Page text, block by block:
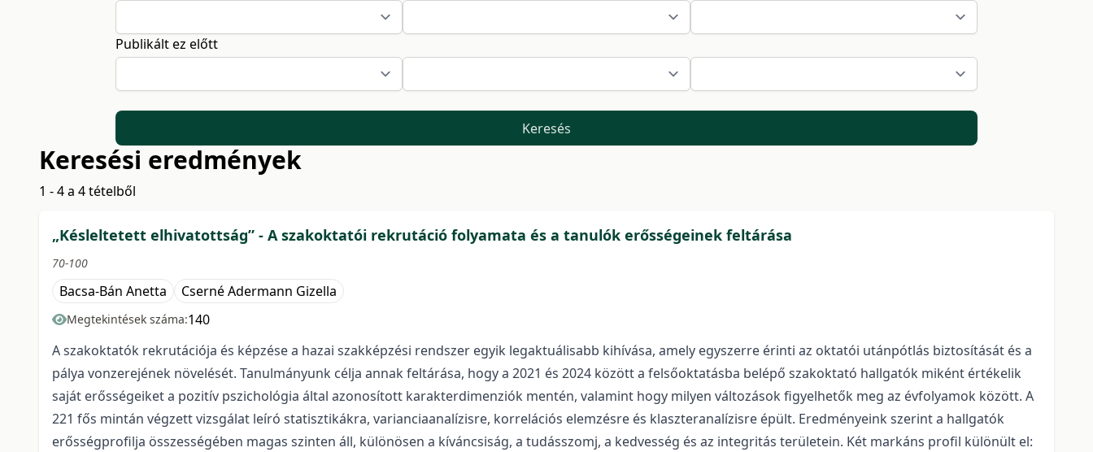
Publikált ez előtt
Keresés
Keresési eredmények
1 - 4 a 4 tételből
„Késleltetett elhivatottság” - A szakoktatói rekrutáció folyamata és a tanulók erősségeinek feltárása
70-100
Bacsa-Bán Anetta Cserné Adermann Gizella
Megtekintések száma:140
A szakoktatók rekrutációja és képzése a hazai szakképzési rendszer egyik legaktuálisabb kihívása, amely egyszerre érinti az oktatói utánpótlás biztosítását és a
pálya vonzerejének növelését. Tanulmányunk célja annak feltárása, hogy a 2021 és 2024 között a felsőoktatásba belépő szakoktató hallgatók miként értékelik
saját erősségeiket a pozitív pszichológia által azonosított karakterdimenziók mentén, valamint hogy milyen változások figyelhetők meg az évfolyamok között. A
221 fős mintán végzett vizsgálat leíró statisztikákra, varianciaanalízisre, korrelációs elemzésre és klaszteranalízisre épült. Eredményeink szerint a hallgatók
erősségprofilja összességében magas szinten áll, különösen a kíváncsiság, a tudásszomj, a kedvesség és az integritás területein. Két markáns profil különült el: